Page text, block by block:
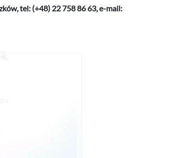
tel: (+48) 22 758 86 63, e-mail: